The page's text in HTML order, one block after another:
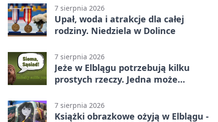
7 sierpnia 2026
Upał, woda i atrakcje dla całej
rodziny. Niedziela w Dolince
7 sierpnia 2026
Jeże w Elblągu potrzebują kilku
prostych rzeczy. Jedna może
7 sierpnia 2026
Książki obrazkowe ożyją w Elblągu -